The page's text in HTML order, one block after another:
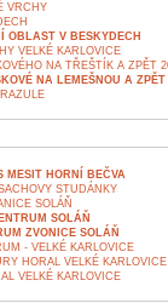
VRCHY
OBLAST V BESKYDECH
VELKÉ KARLOVICE
NA TŘEŠTÍK A ZPĚT
NA LEMEŠNOU A ZPĚT
MESIT HORNÍ BEČVA
STUDÁNKY
SOLÁŇ
SOLÁŇ
ZVONICE SOLÁŇ
- VELKÉ KARLOVICE
HORAL VELKÉ KARLOVICE
VELKÉ KARLOVICE